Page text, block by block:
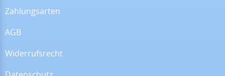
Zahlungsarten
AGB
Widerrufsrecht